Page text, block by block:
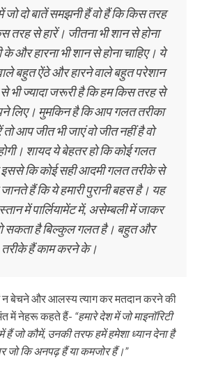
जो दो बातें समझनी हैं वो हैं कि किस तरह
तरह से हारें। जीतना भी शान से होना
और हारना भी शान से होना चाहिए। ये
बहुत ऐंठे और हारने वाले बहुत परेशान
भी ज्यादा जरूरी है कि हम किस तरह से
लिए। मुमकिन है कि आप गलत तरीका
आप जीत भी जाएं वो जीत नहीं है वो
शायद ये बेहतर हो कि कोई गलत
कि कोई सही आदमी गलत तरीके से
हैं कि ये हमारी पुरानी बहस है। यह
में पार्लियामेंट में, असेम्बली में जाकर
सकता है बिल्कुल गलत है। बहुत और
तरीके हैं काम करने के।
बेचने और आलस्य त्याग कर मतदान करने की
में नेहरू कहते हैं- “हमारे देश में जो माइनॉरिटी
हैं जो कौमें, उनकी तरफ हमें हमेशा ध्यान देना है
जो कि अनपढ़ हैं या कमजोर हैं।”